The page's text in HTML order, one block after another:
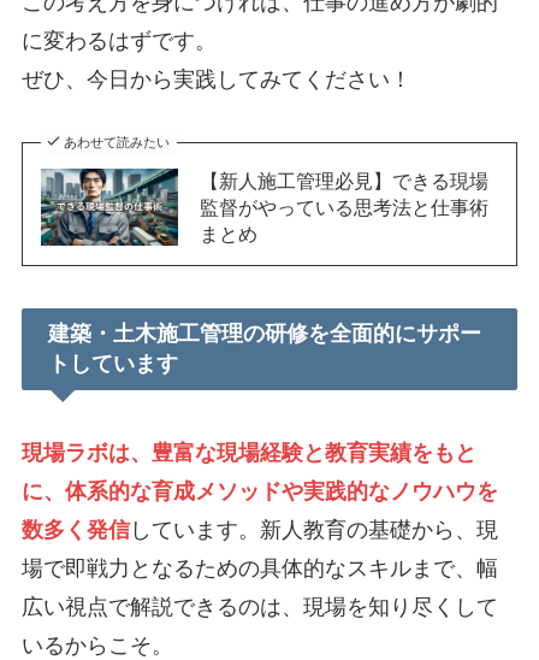
に変わるはずです。
ぜひ、今日から実践してみてください！
あわせて読みたい
【新人施工管理必見】できる現場
監督がやっている思考法と仕事術
まとめ
建築・土木施工管理の研修を全面的にサポー
トしています
現場ラボは、豊富な現場経験と教育実績をもと
に、体系的な育成メソッドや実践的なノウハウを
数多く発信しています。新人教育の基礎から、現
場で即戦力となるための具体的なスキルまで、幅
広い視点で解説できるのは、現場を知り尽くして
いるからこそ。